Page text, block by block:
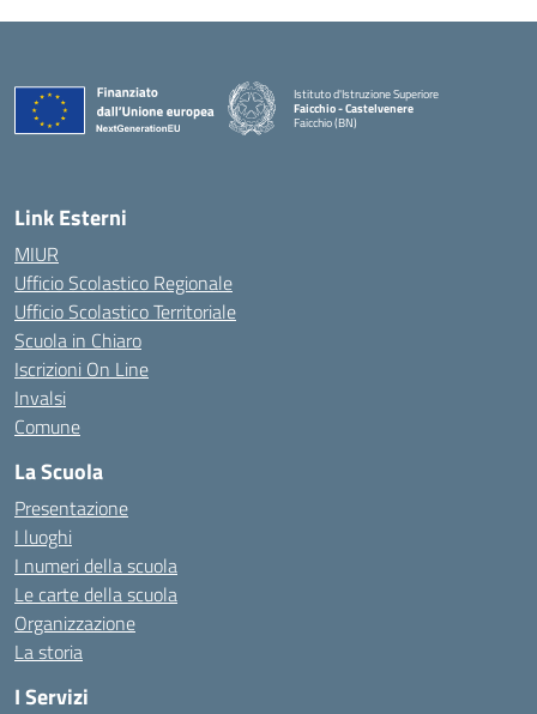
Istituto d'Istruzione Superiore
Faicchio - Castelvenere
Faicchio (BN)
Link Esterni
MIUR
Ufficio Scolastico Regionale
Ufficio Scolastico Territoriale
Scuola in Chiaro
Iscrizioni On Line
Invalsi
Comune
La Scuola
Presentazione
I luoghi
I numeri della scuola
Le carte della scuola
Organizzazione
La storia
I Servizi